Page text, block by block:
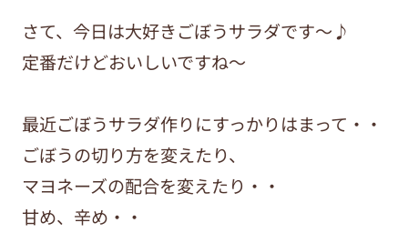
さて、今日は大好きごぼうサラダです～♪
定番だけどおいしいですね～
最近ごぼうサラダ作りにすっかりはまって・・
ごぼうの切り方を変えたり、
マヨネーズの配合を変えたり・・
甘め、辛め・・